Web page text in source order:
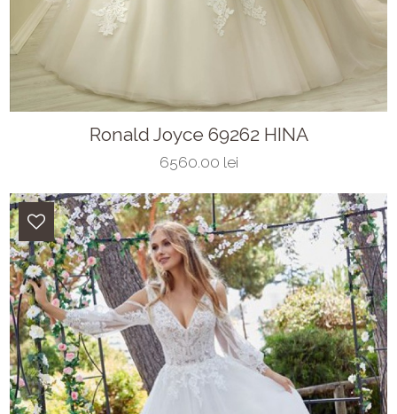
Ronald Joyce 69262 HINA
6560.00 lei